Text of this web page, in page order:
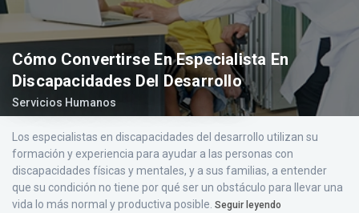
Cómo Convertirse En Especialista En
Discapacidades Del Desarrollo
Servicios Humanos
Los especialistas en discapacidades del desarrollo utilizan su
formación y experiencia para ayudar a las personas con
discapacidades físicas y mentales, y a sus familias, a entender
que su condición no tiene por qué ser un obstáculo para llevar una
vida lo más normal y productiva posible. Seguir leyendo